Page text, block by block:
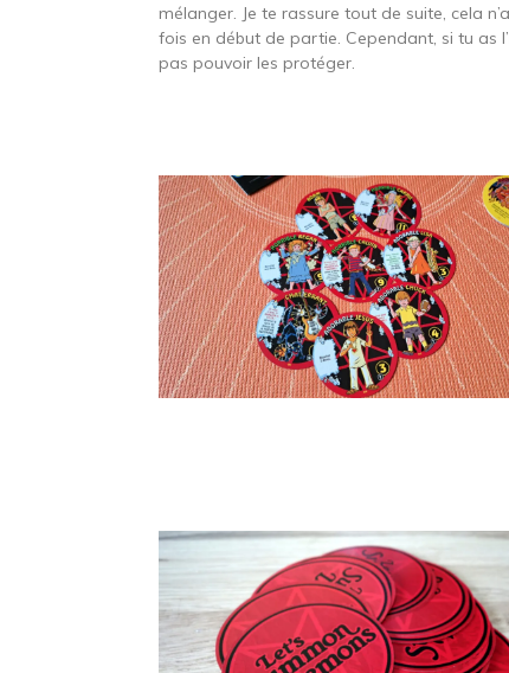
mélanger. Je te rassure tout de suite, cela
fois en début de partie. Cependant, si tu as
pas pouvoir les protéger.